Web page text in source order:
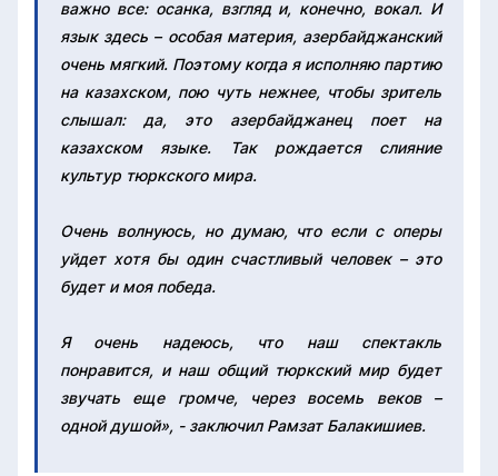
важно все: осанка, взгляд и, конечно, вокал. И
язык здесь – особая материя, азербайджанский
очень мягкий. Поэтому когда я исполняю партию
на казахском, пою чуть нежнее, чтобы зритель
слышал: да, это азербайджанец поет на
казахском языке. Так рождается слияние
культур тюркского мира.
Очень волнуюсь, но думаю, что если с оперы
уйдет хотя бы один счастливый человек – это
будет и моя победа.
Я очень надеюсь, что наш спектакль
понравится, и наш общий тюркский мир будет
звучать еще громче, через восемь веков –
одной душой», - заключил Рамзат Балакишиев.